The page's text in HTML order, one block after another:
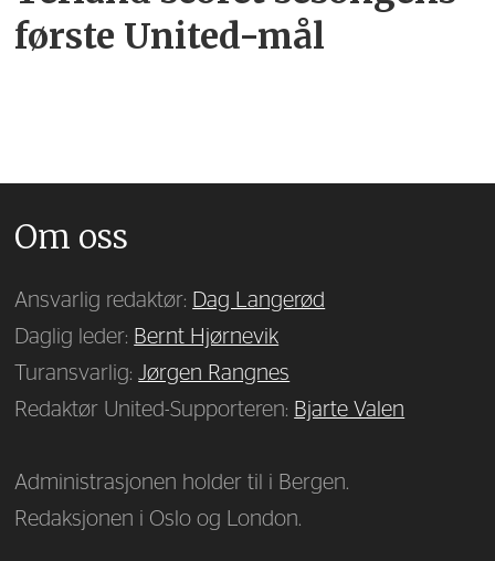
første United-mål
Om oss
Ansvarlig redaktør: Dag Langerød
Daglig leder: Bernt Hjørnevik
Turansvarlig:Jørgen Rangnes
Redaktør United-Supporteren: Bjarte Valen
Administrasjonen holder til i Bergen.
Redaksjonen i Oslo og London.